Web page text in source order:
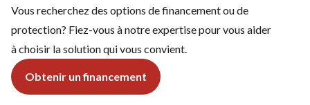
Vous recherchez des options de financement ou de
protection? Fiez-vous à notre expertise pour vous aider
à choisir la solution qui vous convient.
Obtenir un financement